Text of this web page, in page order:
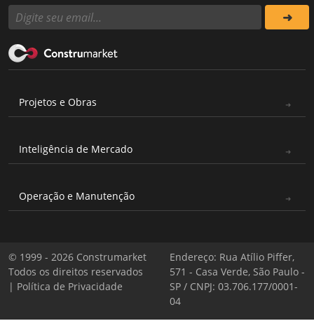
Projetos e Obras
Inteligência de Mercado
Operação e Manutenção
© 1999 - 2026 Construmarket
Todos os direitos reservados
| Política de Privacidade
Endereço: Rua Atílio Piffer,
571 - Casa Verde, São Paulo -
SP / CNPJ: 03.706.177/0001-
04